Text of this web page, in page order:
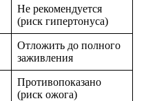
Не рекомендуется
(риск гипертонуса)
Отложить до полного
заживления
Противопоказано
(риск ожога)